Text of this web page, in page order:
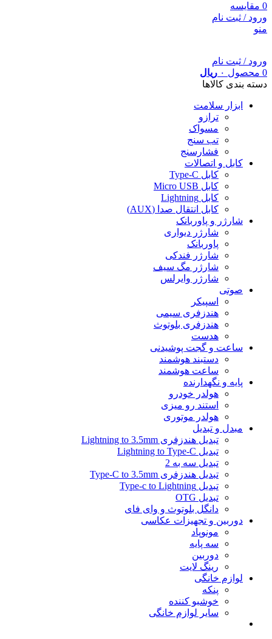
0 مقایسه
ورود / ثبت نام
منو
ورود / ثبت نام
0 محصول ۰ ریال
دسته بندی کالاها
ابزار سلامت
ترازو
مسواک
تب سنج
فشارسنج
کابل و اتصالات
کابل Type-C
کابل Micro USB
کابل Lightning
کابل انتقال صدا (AUX)
شارژر و پاوربانک
شارژر دیواری
پاوربانک
شارژر فندکی
شارژر مگ سیف
شارژر وایرلس
صوتی
اسپیکر
هندزفری سیمی
هندزفری بلوتوث
هدست
ساعت و گجت پوشیدنی
دستبند هوشمند
ساعت هوشمند
پایه و نگهدارنده
هولدر خودرو
استند رو میزی
هولدر موتوری
مبدل و تبدیل
تبدیل هندزفری Lightning to 3.5mm
تبدیل Lightning to Type-C
تبدیل سه به 2
تبدیل هندزفری Type-C to 3.5mm
تبدیل Type-c to Lightning
تبدیل OTG
دانگل بلوتوث و وای فای
دوربین و تجهیزات عکاسی
مونوپاد
سه پایه
دوربین
رینگ لایت
لوازم خانگی
پنکه
خوشبو کننده
سایر لوازم خانگی